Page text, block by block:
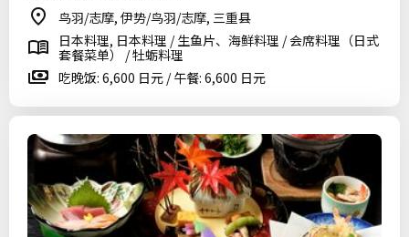
鸟羽/志摩, 伊势/鸟羽/志摩, 三重县
日本料理, 日本料理 / 生鱼片、海鲜料理 / 会席料理（日式
套餐菜单） / 牡蛎料理
吃晚饭: 6,600 日元 / 午餐: 6,600 日元